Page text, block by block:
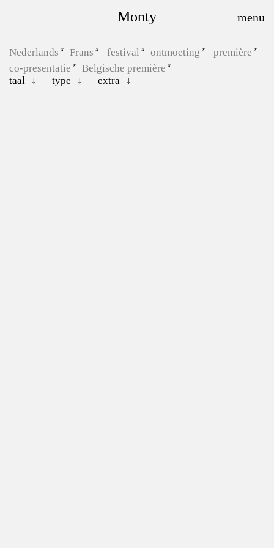
Monty
Nederlands Frans festival ontmoeting
première
co-presentatie
Belgische première
taal
type extra